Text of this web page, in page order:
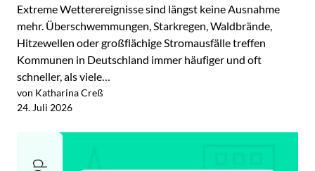
Extreme Wetterereignisse sind längst keine Ausnahme
mehr. Überschwemmungen, Starkregen, Waldbrände,
Hitzewellen oder großflächige Stromausfälle treffen
Kommunen in Deutschland immer häufiger und oft
schneller, als viele…
von Katharina Creß
24. Juli 2026